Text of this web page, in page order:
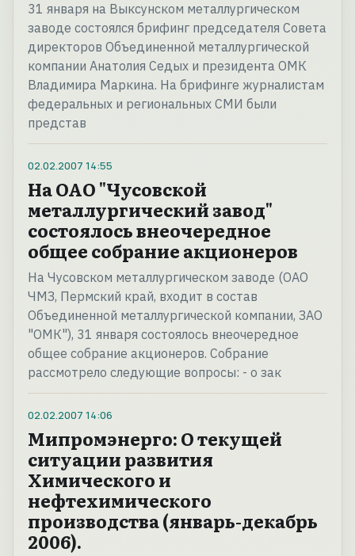
31 января на Выксунском металлургическом
заводе состоялся брифинг председателя Совета
директоров Объединенной металлургической
компании Анатолия Седых и президента ОМК
Владимира Маркина. На брифинге журналистам
федеральных и региональных СМИ были
представ
02.02.2007 14:55
На ОАО "Чусовской
металлургический завод"
состоялось внеочередное
общее собрание акционеров
На Чусовском металлургическом заводе (ОАО
ЧМЗ, Пермский край, входит в состав
Объединенной металлургической компании, ЗАО
"ОМК"), 31 января состоялось внеочередное
общее собрание акционеров. Собрание
рассмотрело следующие вопросы: - о зак
02.02.2007 14:06
Мипромэнерго: О текущей
ситуации развития
Химического и
нефтехимического
производства (январь-декабрь
2006).